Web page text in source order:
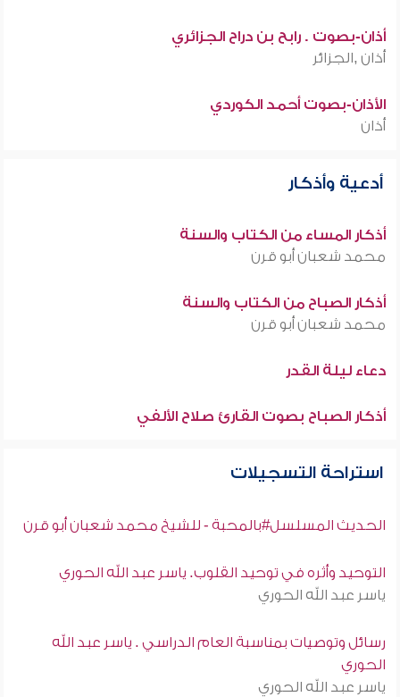
أذان-بصوت . رابح بن دراح الجزائري
أذان ,الجزائر
الأذان-بصوت أحمد الكوردي
أذان
أدعية وأذكار
أذكار المساء من الكتاب والسنة
محمد شعبان أبو قرن
أذكار الصباح من الكتاب والسنة
محمد شعبان أبو قرن
دعاء ليلة القدر
أذكار الصباح بصوت القارئ صلاح الألفي
استراحة التسجيلات
الحديث المسلسل#بالمحبة - للشيخ محمد شعبان أبو قرن
التوحيد وأثره في توحيد القلوب. ياسر عبد الله الحوري
ياسر عبد الله الحوري
رسائل وتوصيات بمناسبة العام الدراسي . ياسر عبد الله
الحوري
ياسر عبد الله الحوري